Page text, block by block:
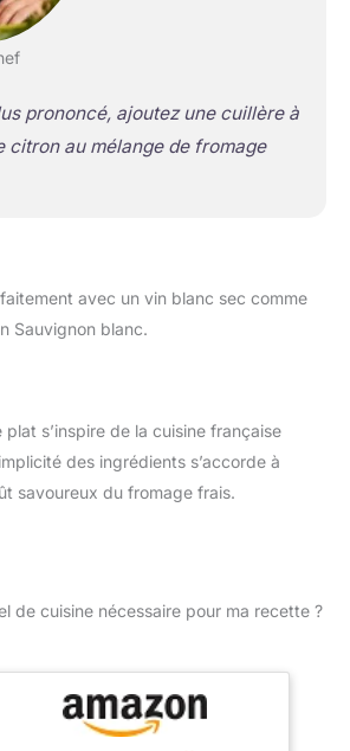
prononcé, ajoutez une cuillère à
citron au mélange de fromage
avec un vin blanc sec comme
Sauvignon blanc.
plat s’inspire de la cuisine française
des ingrédients s’accorde à
savoureux du fromage frais.
de cuisine nécessaire pour ma recette ?